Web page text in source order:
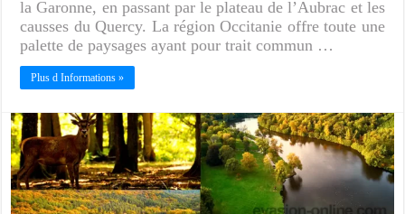
la Garonne, en passant par le plateau de l’Aubrac et les
causses du Quercy. La région Occitanie offre toute une
palette de paysages ayant pour trait commun …
Plus d Informations »